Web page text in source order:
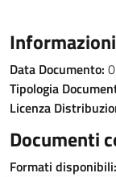
Data Documento:
Tipologia
Licenza
Documenti
Formati disponibili: